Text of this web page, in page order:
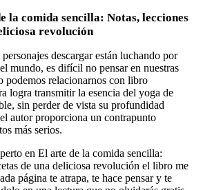
la comida sencilla: Notas, lecciones
revolución
descargar están luchando por
mundo, es difícil no pensar en nuestras
podemos relacionarnos con libro
logra transmitir la esencia del yoga de
sin perder de vista su profundidad
autor proporciona un contrapunto
más serios.
en El arte de la comida sencilla:
de una deliciosa revolución el libro me
página te atrapa, te hace pensar y te